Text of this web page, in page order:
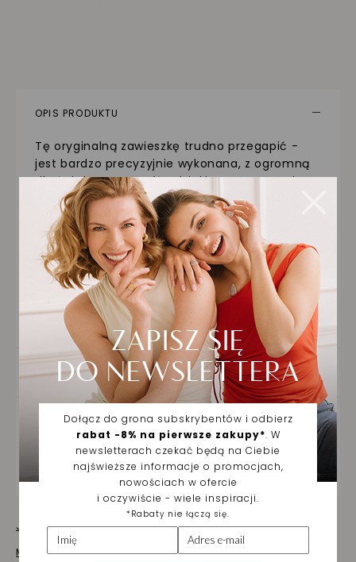
OPIS PRODUKTU
Tę oryginalną zawieszkę trudno przegapić -
jest bardzo precyzyjnie wykonana, z ogromną
dbałością o szczegóły, dzięki czemu sprawia
wrażenie bardzo nowoczesnej, a jednocześnie
ponadczasowej. To zawieszka złota w kolorze
żółtym, w kształcie krzyża, która dostępna jest
również w wersji dwukolorowej, żółto-białej. Na
krzyżu umieszczono bardzo dokładny
wizerunek Pana Jezusa, a sam krzyż ozdobiono
ciekawymi tłoczeniami, które znacząco
odmieniają jego strukturę i sprawiają, że jest
jeszcze piękniejszy.
SZCZEGÓŁY PRODUKTU
DOSTAWA ORAZ ZWROTY
ZAKUPY NA RATY
Jak dbać o biżuterię
Masz pytania? Zapytaj!